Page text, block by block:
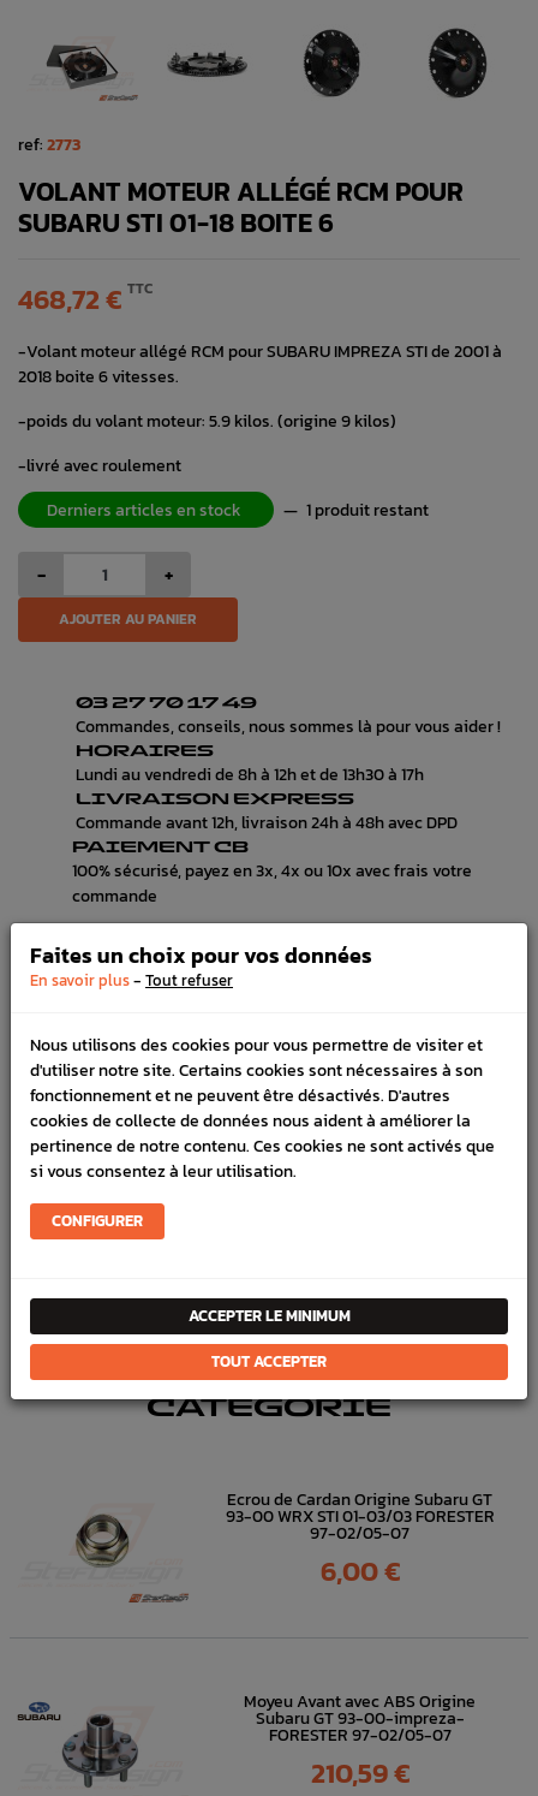
ref:2773
VOLANT MOTEUR ALLÉGÉ RCM POUR
SUBARU STI 01-18 BOITE 6
468,72 € TTC
-Volant moteur allégé RCM pour SUBARU IMPREZA STI de 2001 à
2018 boite 6 vitesses.
-poids du volant moteur: 5.9 kilos. (origine 9 kilos)
-livré avec roulement
Derniers articles en stock
— 1 produit restant
- +
AJOUTER AU PANIER
03 27 70 17 49
Commandes, conseils, nous sommes là pour vous aider !
HORAIRES
Lundi au vendredi de 8h à 12h et de 13h30 à 17h
LIVRAISON EXPRESS
Commande avant 12h, livraison 24h à 48h avec DPD
PAIEMENT CB
100% sécurisé, payez en 3x, 4x ou 10x avec frais votre
commande
DÉTAILS DU PRODUIT
LIVRAISON
VÉHICULES COMPATIBLE
Référence :2773
En stock :1
FICHE TECHNIQUE
DANSLA MÊME
CATÉGORIE
Ecrou de Cardan Origine Subaru GT
93-00 WRX STI 01-03/03 FORESTER
97-02/05-07
Prix
6,00 €
Moyeu Avant avec ABS Origine
Subaru GT 93-00-impreza-
FORESTER 97-02/05-07
Prix
210,59 €
Faites un choix pour vos données
En savoir plus- Tout refuser
Nous utilisons des cookies pour vous permettre de visiter et
d'utiliser notre site. Certains cookies sont nécessaires à son
fonctionnement et ne peuvent être désactivés. D'autres
cookies de collecte de données nous aident à améliorer la
pertinence de notre contenu. Ces cookies ne sont activés que
si vous consentez à leur utilisation.
CONFIGURER
ACCEPTER LE MINIMUM
TOUT ACCEPTER